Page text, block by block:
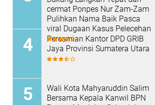
cermat Ponpes Nur Zam-Zam
Pulihkan Nama Baik Pasca
viral Dugaan Kasus Pelecehan
Peresmian Kantor DPD GRIB
Jaya Provinsi Sumatera Utara
Wali Kota Mahyaruddin Salim
Bersama Kepala Kanwil BPN